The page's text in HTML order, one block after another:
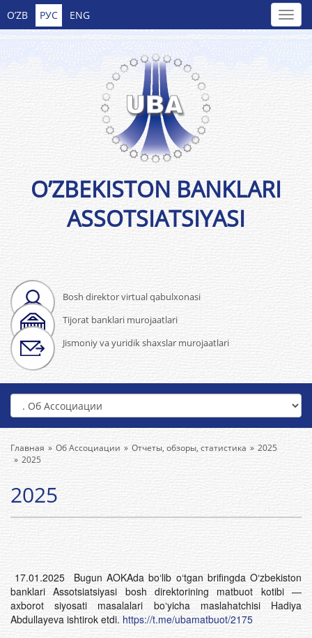
O’ZB РУС ENG
Bosh direktor virtual qabulxonasi
Tijorat banklari murojaatlari
Jismoniy va yuridik shaxslar murojaatlari
O’ZBEKISTON BANKLARI
ASSOTSIATSIYASI
Главная Об Ассоциации Отчеты, обзоры, статистика
2025
2025
2025
17.01.2025 Bugun AOKAda bo‘lib o‘tgan brifingda O‘zbekiston
banklari Assotsiatsiyasi bosh direktorining matbuot kotibi —
axborot siyosati masalalari bo‘yicha maslahatchisi Hadiya
Abdullayeva ishtirok etdi. https://t.me/ubamatbuot/2175